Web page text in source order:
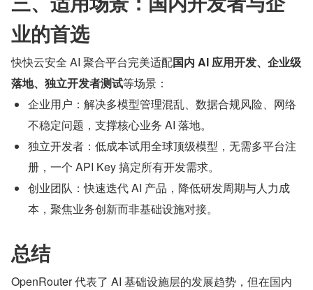
业的首选
快快云安全 AI 聚合平台完美适配国内 AI 应用开发、企业级
落地、独立开发者测试等场景：
企业用户：解决多模型管理混乱、数据合规风险、网络
不稳定问题，支撑核心业务 AI 落地。
独立开发者：低成本试用全球顶级模型，无需多平台注
册，一个 API Key 搞定所有开发需求。
创业团队：快速迭代 AI 产品，降低研发周期与人力成
本，聚焦业务创新而非基础设施对接。
总结
OpenRouter 代表了 AI 基础设施层的发展趋势，但在国内